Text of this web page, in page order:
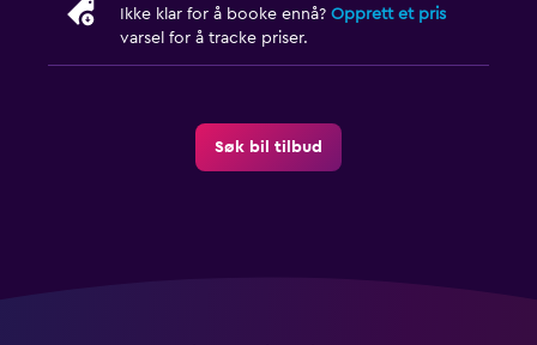
Ikke klar for å booke ennå? Opprett et pris
varsel for å tracke priser.
Søk bil tilbud